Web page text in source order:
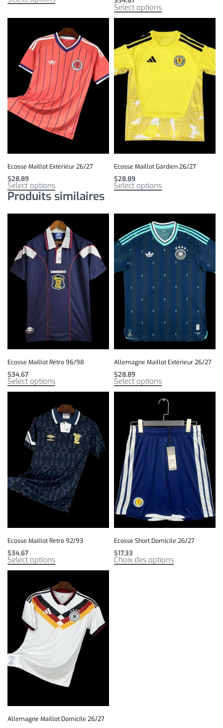
Select options
Ecosse Maillot Extérieur 26/27
$28,89
Select options
Ecosse Maillot Gardien 26/27
$28,89
Select options
Produits similaires
Ecosse Maillot Rétro 96/98
$34,67
Select options
Allemagne Maillot Extérieur 26/27
$28,89
Select options
Ecosse Maillot Rétro 92/93
$34,67
Select options
Ecosse Short Domicile 26/27
$17,33
Choix des options
Allemagne Maillot Domicile 26/27